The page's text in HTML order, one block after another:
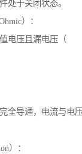
处于关闭状态。
）：
电压且漏电压（
全导通，电流与电
）：